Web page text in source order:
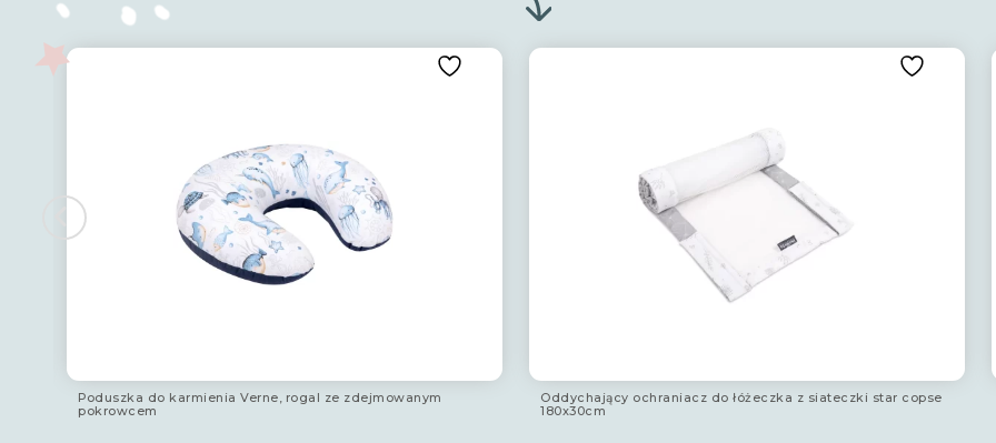
Poduszka do karmienia Verne, rogal ze zdejmowanym
pokrowcem
Oddychający ochraniacz do łóżeczka z siateczki star copse
180x30cm